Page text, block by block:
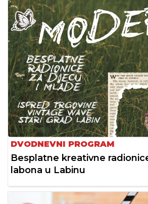
DVODNEVNI PROGRAM
Besplatne kreativne
labona u Labinu